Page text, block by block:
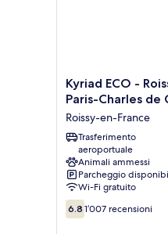
Kyriad
ECO
Roissy
-
Airport
Paris-
Charles
de
Gaulle
Roissy-
Kyriad ECO -
Paris-Charles de
Roissy-en-France
Trasferimento
aeroportuale
Animali ammessi
Parcheggio
Wi-Fi gratuito
6.8
su
6.8 1’007 recensioni